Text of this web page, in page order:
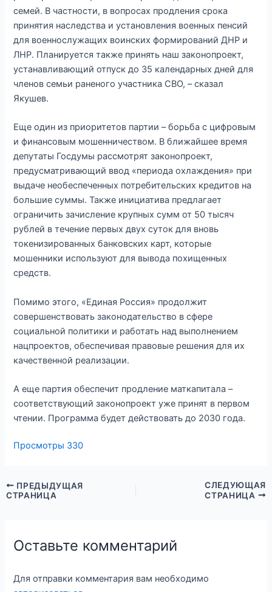
семей. В частности, в вопросах продления срока
принятия наследства и установления военных пенсий
для военнослужащих воинских формирований ДНР и
ЛНР. Планируется также принять наш законопроект,
устанавливающий отпуск до 35 календарных дней для
членов семьи раненого участника СВО, – сказал
Якушев.
Еще один из приоритетов партии – борьба с цифровым
и финансовым мошенничеством. В ближайшее время
депутаты Госдумы рассмотрят законопроект,
предусматривающий ввод «периода охлаждения» при
выдаче необеспеченных потребительских кредитов на
большие суммы. Также инициатива предлагает
ограничить зачисление крупных сумм от 50 тысяч
рублей в течение первых двух суток для вновь
токенизированных банковских карт, которые
мошенники используют для вывода похищенных
средств.
Помимо этого, «Единая Россия» продолжит
совершенствовать законодательство в сфере
социальной политики и работать над выполнением
нацпроектов, обеспечивая правовые решения для их
качественной реализации.
А еще партия обеспечит продление маткапитала –
соответствующий законопроект уже принят в первом
чтении. Программа будет действовать до 2030 года.
Просмотры 330
ПРЕДЫДУЩАЯ
СТРАНИЦА
СЛЕДУЮЩАЯ
СТРАНИЦА
Оставьте комментарий
Для отправки комментария вам необходимо